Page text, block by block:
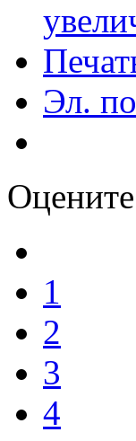
Эл.
1
2
3
4